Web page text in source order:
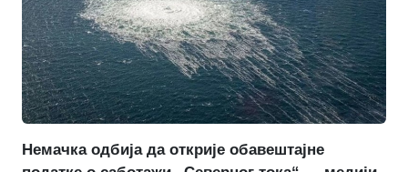
Немачка одбија да открије обавештајне